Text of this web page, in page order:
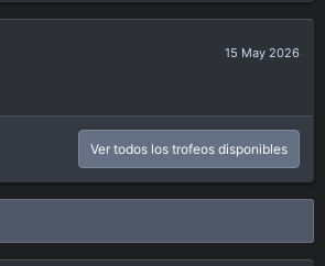
15 May 2026
Ver todos los trofeos disponibles